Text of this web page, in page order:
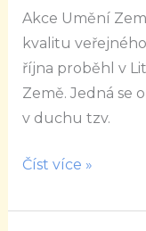
Akce Umění
kvalitu
října proběhl v
Země. Jedná se
v duchu tzv.
upozornila
na
kvalitu
veřejného
prostoru
Číst více »